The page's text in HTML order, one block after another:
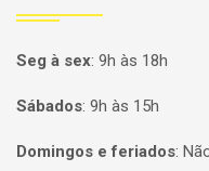
Seg à sex: 9h às 18h
Sábados: 9h às 15h
Domingos e feriados: